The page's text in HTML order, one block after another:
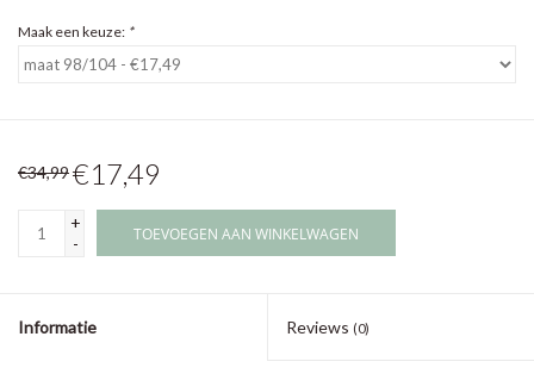
Maak een keuze: *
€34,99€17,49
+
-
TOEVOEGEN AAN WINKELWAGEN
Informatie Reviews (0)